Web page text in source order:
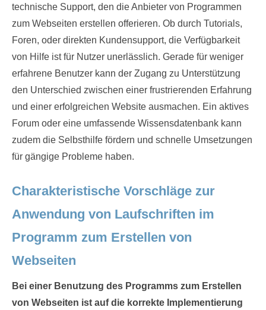
technische Support, den die Anbieter von Programmen
zum Webseiten erstellen offerieren. Ob durch Tutorials,
Foren, oder direkten Kundensupport, die Verfügbarkeit
von Hilfe ist für Nutzer unerlässlich. Gerade für weniger
erfahrene Benutzer kann der Zugang zu Unterstützung
den Unterschied zwischen einer frustrierenden Erfahrung
und einer erfolgreichen Website ausmachen. Ein aktives
Forum oder eine umfassende Wissensdatenbank kann
zudem die Selbsthilfe fördern und schnelle Umsetzungen
für gängige Probleme haben.
Charakteristische Vorschläge zur
Anwendung von Laufschriften im
Programm zum Erstellen von
Webseiten
Bei einer Benutzung des Programms zum Erstellen
von Webseiten ist auf die korrekte Implementierung